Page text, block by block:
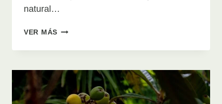
natural…
VER MÁS EXPLORANDO
MARÍA
DOTA,
COSTA
RICA: